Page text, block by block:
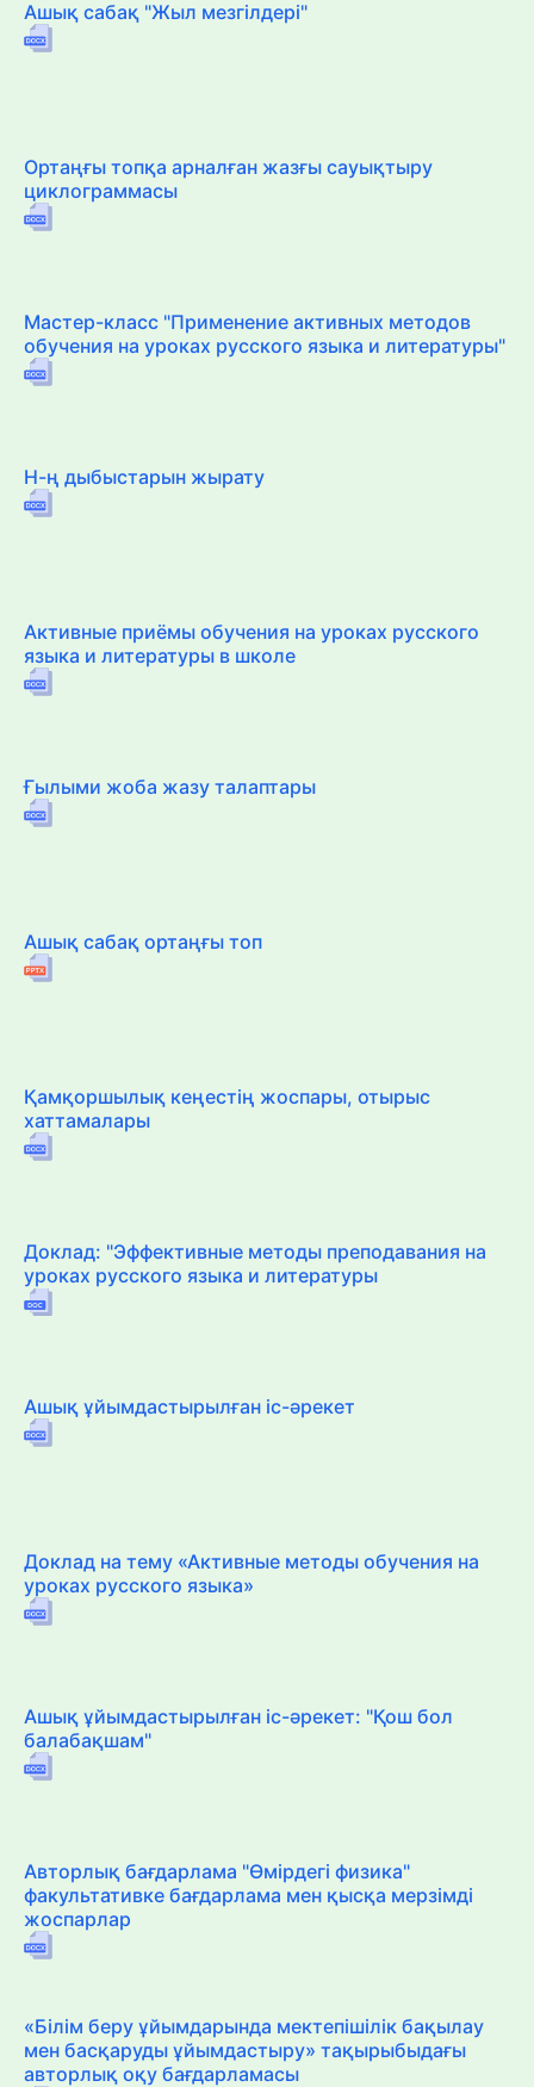
Ашық сабақ "Жыл мезгілдері"
Ортаңғы топқа арналған жазғы сауықтыру
циклограммасы
Мастер-класс "Применение активных методов
обучения на уроках русского языка и литературы"
Н-ң дыбыстарын жырату
Активные приёмы обучения на уроках русского
языка и литературы в школе
Ғылыми жоба жазу талаптары
Ашық сабақ ортаңғы топ
Қамқоршылық кеңестің жоспары, отырыс
хаттамалары
Доклад: "Эффективные методы преподавания на
уроках русского языка и литературы
Ашық ұйымдастырылған іс-әрекет
Доклад на тему «Активные методы обучения на
уроках русского языка»
Ашық ұйымдастырылған іс-әрекет: "Қош бол
балабақшам"
Авторлық бағдарлама "Өмірдегі физика"
факультативке бағдарлама мен қысқа мерзімді
жоспарлар
«Білім беру ұйымдарында мектепішілік бақылау
мен басқаруды ұйымдастыру» тақырыбыдағы
авторлық оқу бағдарламасы